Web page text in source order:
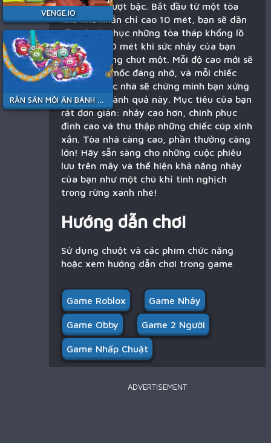
VENGE.IO
RẮN SĂN MỒI ĂN BÁNH KẸO
sức mạnh vượt bậc. Bắt đầu từ một tòa
nhà nhỏ nhắn chỉ cao 10 mét, bạn sẽ dần
dần chinh phục những tòa tháp khổng lồ
lên tới 2500 mét khi sức nhảy của bạn
tăng lên từng chút một. Mỗi độ cao mới sẽ
là một cột mốc đáng nhớ, và mỗi chiếc
cúp trên nóc nhà sẽ chứng minh bạn xứng
đáng với thành quả này. Mục tiêu của bạn
rất đơn giản: nhảy cao hơn, chinh phục
đỉnh cao và thu thập những chiếc cúp xinh
xắn. Tòa nhà càng cao, phần thưởng càng
lớn! Hãy sẵn sàng cho những cuộc phiêu
lưu trên mây và thể hiện khả năng nhảy
của bạn như một chú khỉ tinh nghịch
trong rừng xanh nhé!
Hướng dẫn chơi
Sử dụng chuột và các phím chức năng
hoặc xem hướng dẫn chơi trong game
Game Roblox Game Nhảy
Game Obby Game 2 Người
Game Nhấp Chuật
ADVERTISEMENT